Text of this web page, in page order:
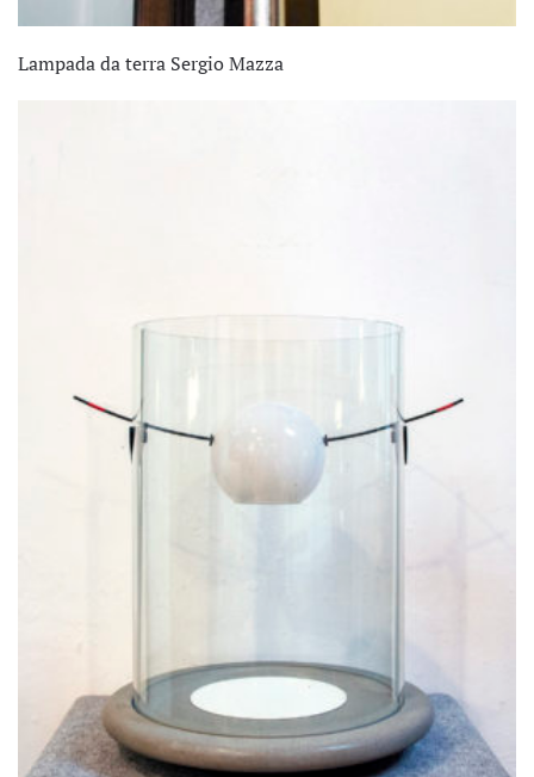
Lampada da terra Sergio Mazza